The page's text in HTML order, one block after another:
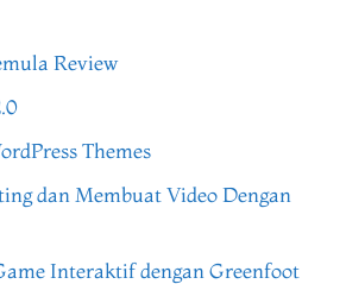
Review
Themes
dan Membuat Video Dengan
Interaktif dengan Greenfoot